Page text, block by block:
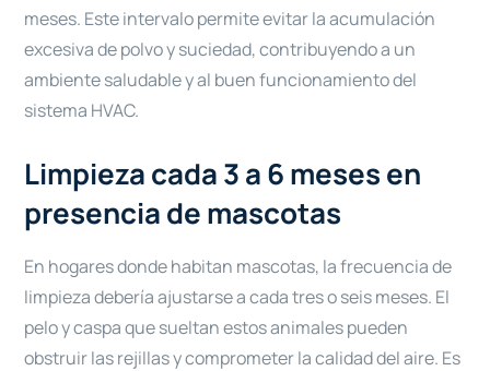
meses. Este intervalo permite evitar la acumulación
excesiva de polvo y suciedad, contribuyendo a un
ambiente saludable y al buen funcionamiento del
sistema HVAC.
Limpieza cada 3 a 6 meses en
presencia de mascotas
En hogares donde habitan mascotas, la frecuencia de
limpieza debería ajustarse a cada tres o seis meses. El
pelo y caspa que sueltan estos animales pueden
obstruir las rejillas y comprometer la calidad del aire. Es